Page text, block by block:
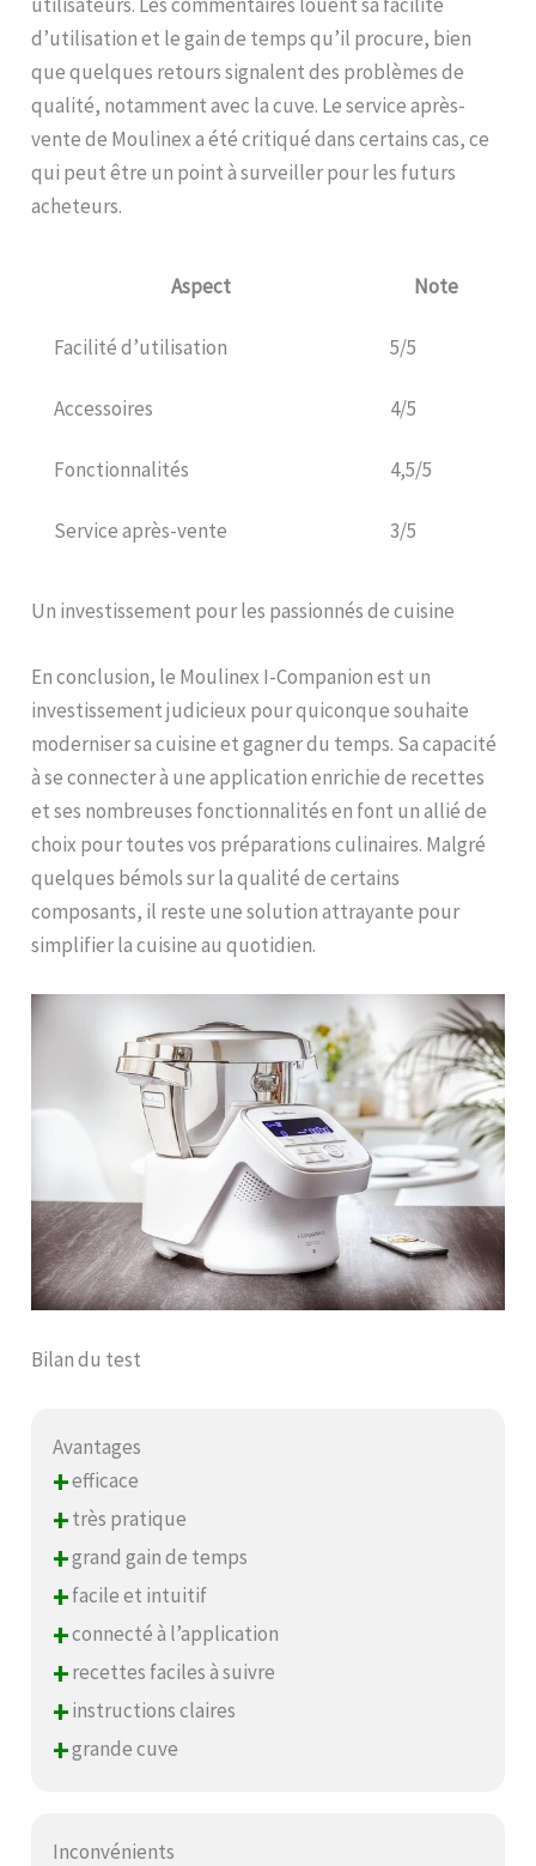
légumes)
d’utilisation et le gain de temps qu’il procure, bien
que quelques retours signalent des problèmes de
qualité, notamment avec la cuve. Le service après-
vente de Moulinex a été critiqué dans certains cas, ce
qui peut être un point à surveiller pour les futurs
acheteurs.
Aspect Note
Facilité d’utilisation 5/5
Accessoires 4/5
Fonctionnalités 4,5/5
Service après-vente 3/5
Un investissement pour les passionnés de cuisine
En conclusion, le Moulinex I-Companion est un
investissement judicieux pour quiconque souhaite
moderniser sa cuisine et gagner du temps. Sa capacité
à se connecter à une application enrichie de recettes
et ses nombreuses fonctionnalités en font un allié de
choix pour toutes vos préparations culinaires. Malgré
quelques bémols sur la qualité de certains
composants, il reste une solution attrayante pour
simplifier la cuisine au quotidien.
Bilan du test
Avantages
+efficace
+très pratique
+grand gain de temps
+facile et intuitif
+connecté à l’application
+recettes faciles à suivre
+instructions claires
+grande cuve
Inconvénients